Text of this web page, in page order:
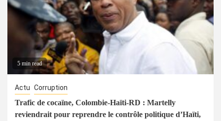
5 min read
Actu Corruption
Trafic de cocaïne, Colombie-Haïti-RD : Martelly
reviendrait pour reprendre le contrôle politique d’Haïti,